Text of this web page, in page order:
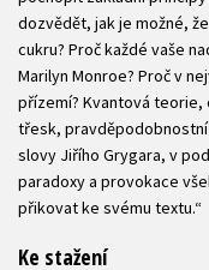
dozvědět, jak je možné,
cukru? Proč každé vaše
Marilyn Monroe? Proč v
přízemí? Kvantová
třesk, pravděpodobnostní
slovy Jiřího Grygara, v
paradoxy a provokace
přikovat ke svému textu.“
Ke stažení